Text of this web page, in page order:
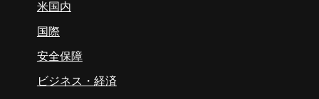
米国内
国際
安全保障
ビジネス・経済